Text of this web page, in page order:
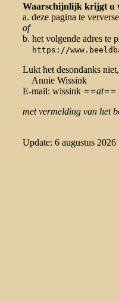
Waarschijnlijk krijgt u
a. deze pagina te
of
b. het volgende adres te
https://
Lukt het desondanks
Annie Wissink
E-mail: wissink ==at==
met vermelding van het
Update: 6 augustus 2026